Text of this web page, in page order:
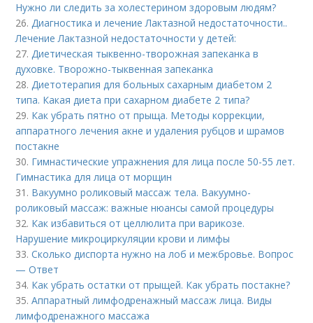
Нужно ли следить за холестерином здоровым людям?
26.Диагностика и лечение Лактазной недостаточности..
Лечение Лактазной недостаточности у детей:
27.Диетическая тыквенно-творожная запеканка в
духовке. Творожно-тыквенная запеканка
28.Диетотерапия для больных сахарным диабетом 2
типа. Какая диета при сахарном диабете 2 типа?
29. Как убрать пятно от прыща. Методы коррекции,
аппаратного лечения акне и удаления рубцов и шрамов
постакне
30. Гимнастические упражнения для лица после 50-55 лет.
Гимнастика для лица от морщин
31. Вакуумно роликовый массаж тела. Вакуумно-
роликовый массаж: важные нюансы самой процедуры
32. Как избавиться от целлюлита при варикозе.
Нарушение микроциркуляции крови и лимфы
33.Сколько диспорта нужно на лоб и межбровье. Вопрос
— Ответ
34. Как убрать остатки от прыщей. Как убрать постакне?
35.Аппаратный лимфодренажный массаж лица. Виды
лимфодренажного массажа